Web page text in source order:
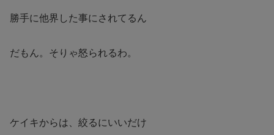
勝手に他界した事にされてるん
だもん。そりゃ怒られるわ。
ケイキからは、絞るにいいだけ